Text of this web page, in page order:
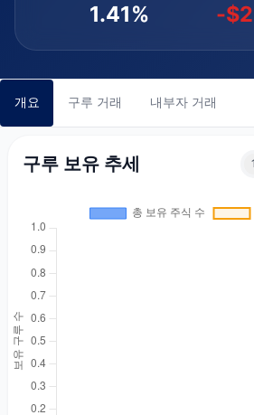
1.41% -
개요 구루 거래 내부자 거래
구루 보유 추세